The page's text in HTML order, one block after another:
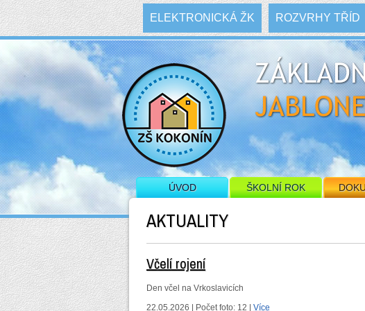
AKTUALITY
Včelí rojení
Den včel na Vrkoslavicích
22.05.2026 | Počet foto: 12 | Více
ELEKTRONICKÁ ŽK ROZVRHY TŘÍD
PREZENTACE ŠKOLY
ÚVOD ŠKOLNÍ ROK